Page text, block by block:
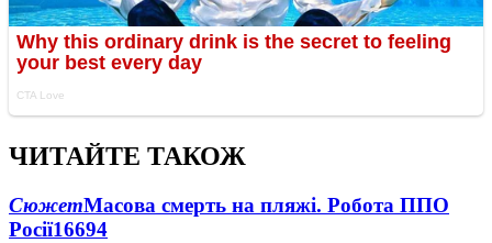
ЧИТАЙТЕ ТАКОЖ
СюжетМасова смерть на пляжі. Робота ППО
Росії16694